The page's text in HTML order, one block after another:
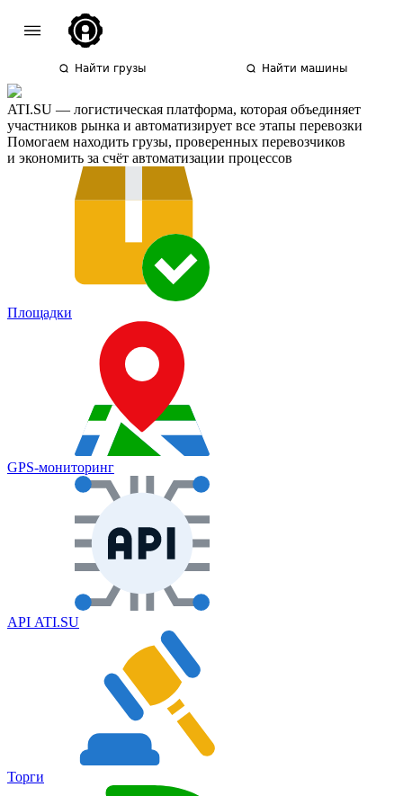
Найти грузы Найти машины
ATI.SU — логистическая платформа, которая объединяет
участников рынка и автоматизирует все этапы перевозки
Помогаем находить грузы, проверенных перевозчиков
и экономить за счёт автоматизации процессов
Площадки
GPS‑мониторинг
API ATI.SU
Торги